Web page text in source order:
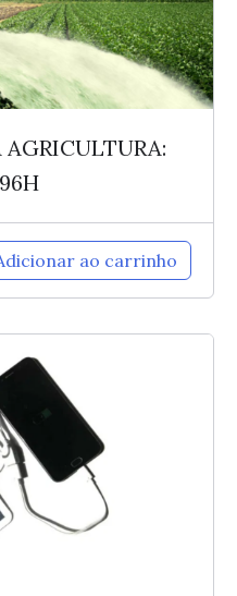
AGRICULTURA:
ao carrinho